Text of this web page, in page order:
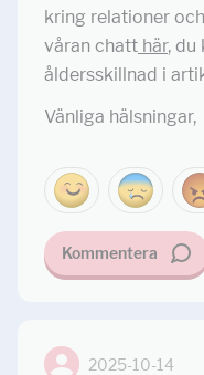
kring relationer
våran chatt här, du
åldersskillnad i
Vänliga hälsningar,
Kommentera
2025-10-14